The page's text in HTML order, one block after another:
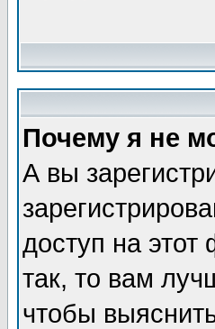
Почему я не
А вы
доступ на
так, то вам
чтобы